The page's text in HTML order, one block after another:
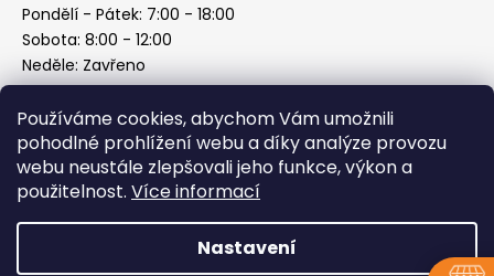
Používáme cookies, abychom Vám umožnili
pohodlné prohlížení webu a díky analýze provozu
webu neustále zlepšovali jeho funkce, výkon a
použitelnost. Více informací
Nastavení
Pondělí - Pátek: 7:00 - 18:00
Sobota: 8:00 - 12:00
Neděle: Zavřeno
Instagram